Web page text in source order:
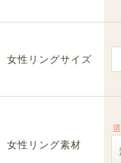
女性リングサイズ
女性リング素材